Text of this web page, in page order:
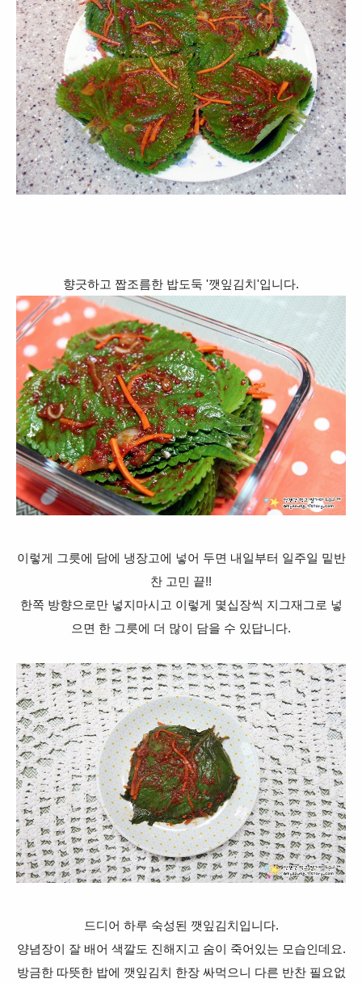
향긋하고 짭조름한 밥도둑 '깻잎김치'입니다.
이렇게 그릇에 담에 냉장고에 넣어 두면 내일부터 일주일 밑반
찬 고민 끝!!
한쪽 방향으로만 넣지마시고 이렇게 몇십장씩 지그재그로 넣
으면 한 그릇에 더 많이 담을 수 있답니다.
드디어 하루 숙성된 깻잎김치입니다.
양념장이 잘 배어 색깔도 진해지고 숨이 죽어있는 모습인데요.
방금한 따뜻한 밥에 깻잎김치 한장 싸먹으니 다른 반찬 필요없